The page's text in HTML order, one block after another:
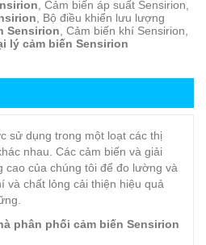
, Cảm biến áp suất Sensirion,
, Bộ điều khiển lưu lượng
Sensirion , Cảm biến khí Sensirion,
lý cảm biến Sensirion
sử dụng trong một loạt các thị
nhau. Các cảm biến và giải
cao của chúng tôi để đo lường và
và chất lỏng cải thiện hiệu quả
phân phối cảm biến Sensirion